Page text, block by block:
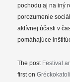
pochodu aj na iný
porozumenie
aktívnej účasti v
pomáhajúce
The post Festival
first on